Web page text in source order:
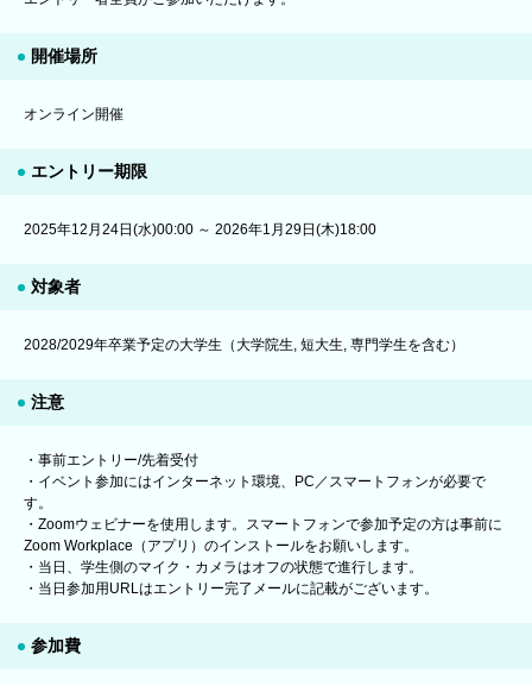
開催場所
オンライン開催
エントリー期限
2025年12月24日(水)00:00 ～ 2026年1月29日(木)18:00
対象者
2028/2029年卒業予定の大学生（大学院生, 短大生, 専門学生を含む）
注意
・事前エントリー/先着受付
・イベント参加にはインターネット環境、PC／スマートフォンが必要で
す。
・Zoomウェビナーを使用します。スマートフォンで参加予定の方は事前に
Zoom Workplace（アプリ）のインストールをお願いします。
・当日、学生側のマイク・カメラはオフの状態で進行します。
・当日参加用URLはエントリー完了メールに記載がございます。
参加費